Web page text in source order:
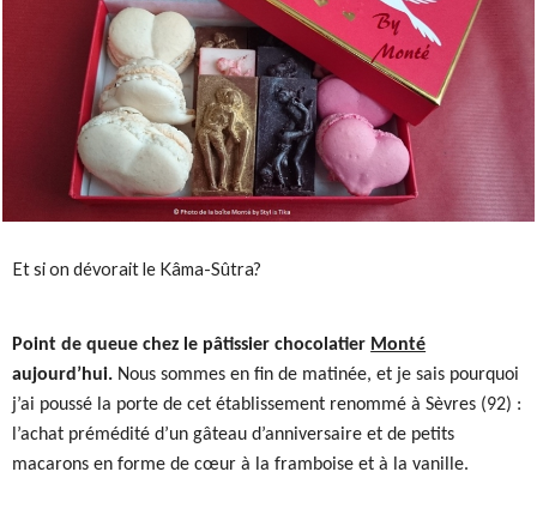
Et si on dévorait le Kâma-Sûtra?
Point de queue chez le pâtissier chocolatier Monté
aujourd’hui. Nous sommes en fin de matinée, et je sais pourquoi
j’ai poussé la porte de cet établissement renommé à Sèvres (92) :
l’achat prémédité d’un gâteau d’anniversaire et de petits
macarons en forme de cœur à la framboise et à la vanille.